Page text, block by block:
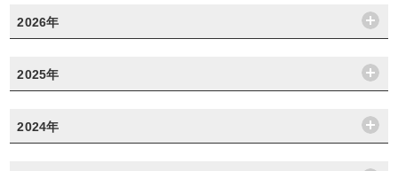
2026年
2025年
2024年